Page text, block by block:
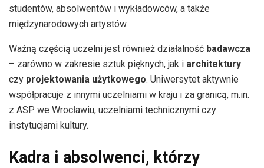
studentów, absolwentów i wykładowców, a także
międzynarodowych artystów.
Ważną częścią uczelni jest również działalność badawcza
– zarówno w zakresie sztuk pięknych, jak i architektury
czy projektowania użytkowego. Uniwersytet aktywnie
współpracuje z innymi uczelniami w kraju i za granicą, m.in.
z ASP we Wrocławiu, uczelniami technicznymi czy
instytucjami kultury.
Kadra i absolwenci, którzy